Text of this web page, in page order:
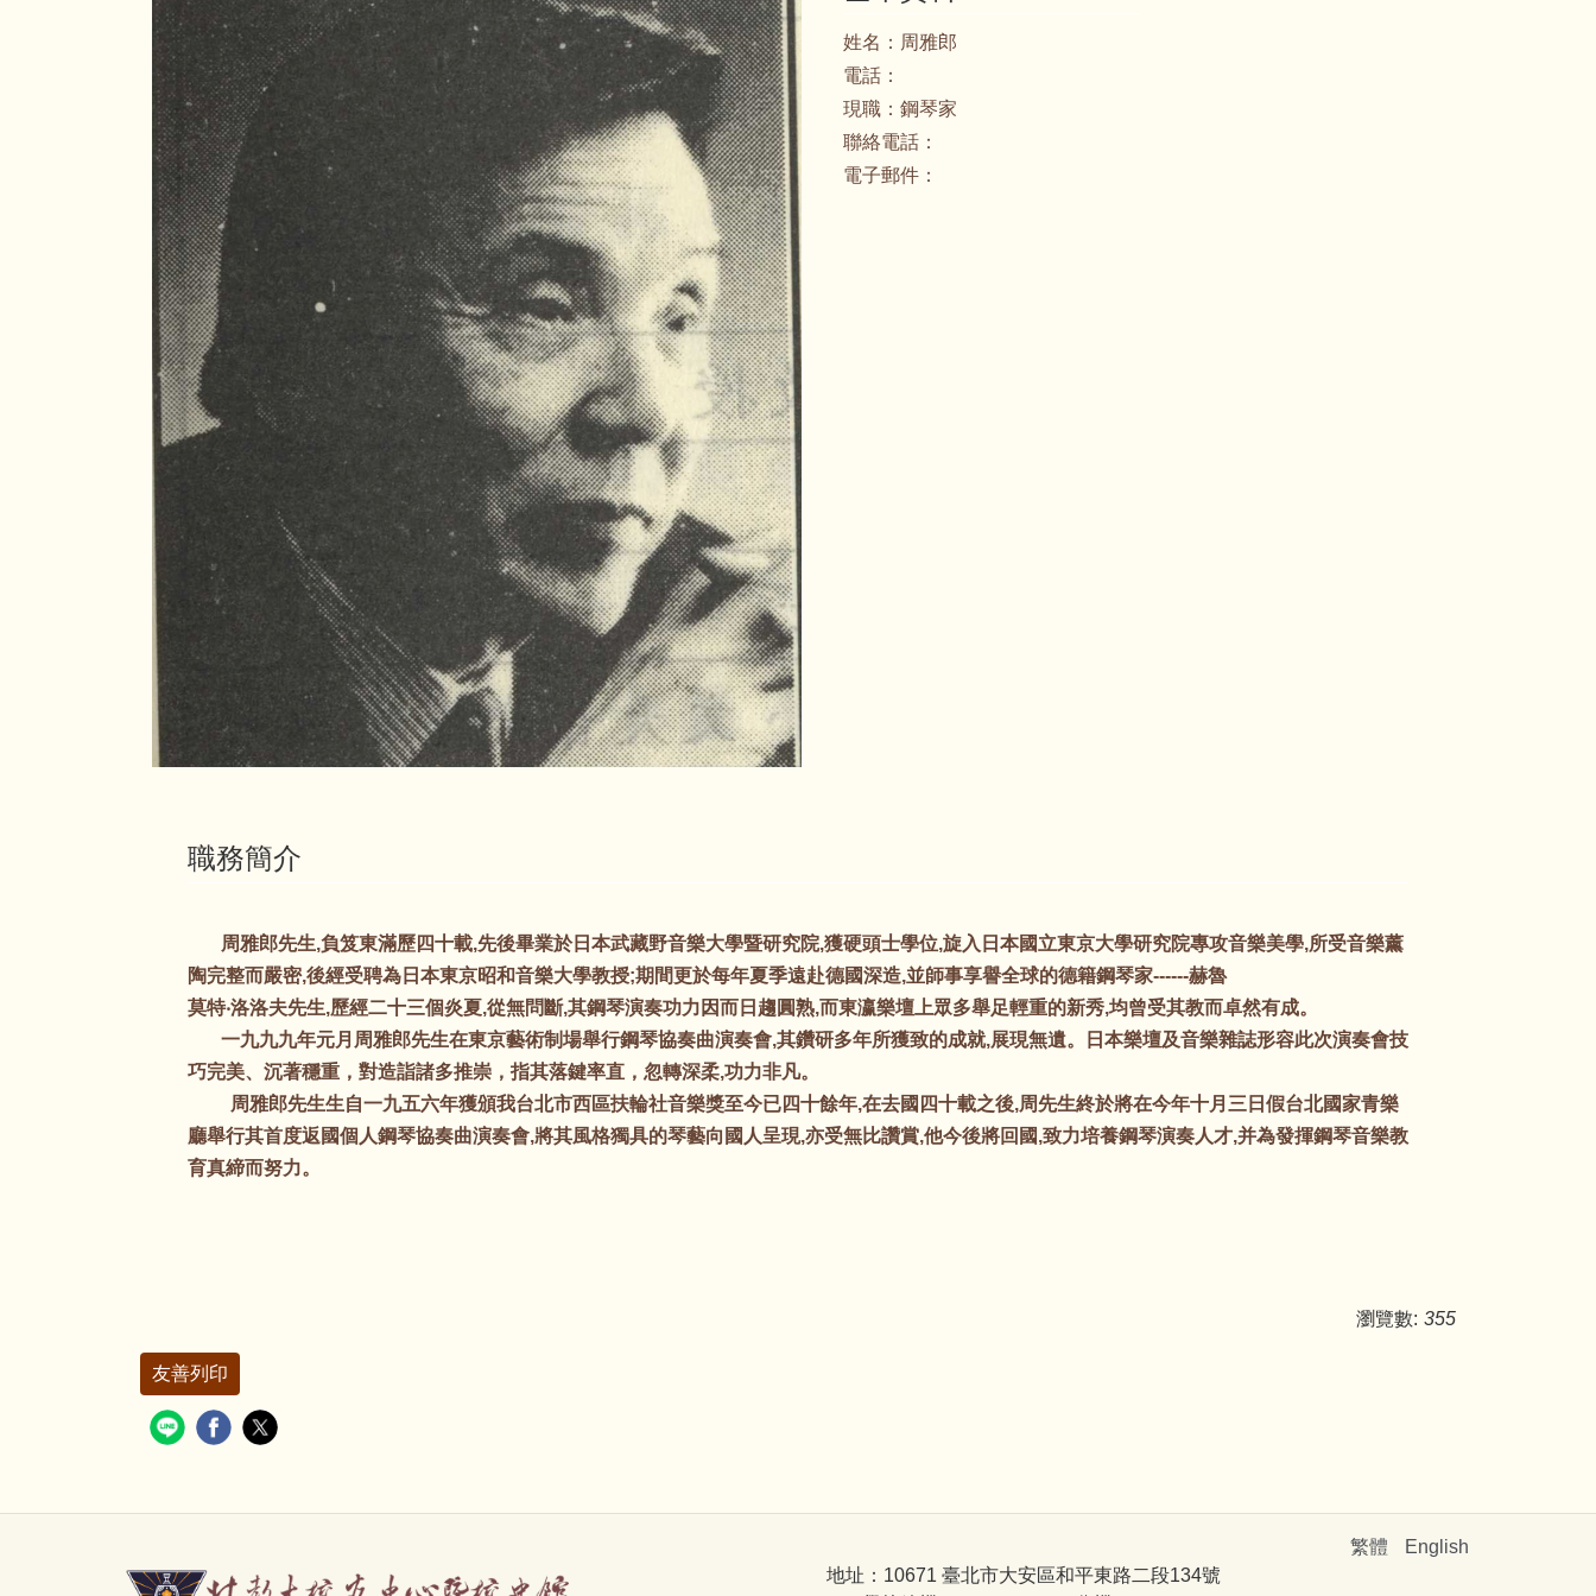
姓名： 周雅郎
電話：
現職： 鋼琴家
聯絡電話：
電子郵件：
職務簡介
周雅郎先生,負笈東滿歷四十載,先後畢業於日本武藏野音樂大學暨研究院,獲硬頭士學位,旋入日本國立東京大學研究院專攻音樂美學,所受音樂薰
陶完整而嚴密,後經受聘為日本東京昭和音樂大學教授;期間更於每年夏季遠赴德國深造,並師事享譽全球的德籍鋼琴家------赫魯
莫特‧洛洛夫先生,歷經二十三個炎夏,從無問斷,其鋼琴演奏功力因而日趨圓熟,而東瀛樂壇上眾多舉足輕重的新秀,均曾受其教而卓然有成。
一九九九年元月周雅郎先生在東京藝術制場舉行鋼琴協奏曲演奏會,其鑽研多年所獲致的成就,展現無遺。日本樂壇及音樂雜誌形容此次演奏會技
巧完美、沉著穩重，對造詣諸多推崇，指其落鍵率直，忽轉深柔,功力非凡。
周雅郎先生生自一九五六年獲頒我台北市西區扶輪社音樂獎至今已四十餘年,在去國四十載之後,周先生終於將在今年十月三日假台北國家青樂
廳舉行其首度返國個人鋼琴協奏曲演奏會,將其風格獨具的琴藝向國人呈現,亦受無比讚賞,他今後將回國,致力培養鋼琴演奏人才,并為發揮鋼琴音樂教
育真締而努力。
瀏覽數: 355
友善列印
繁體
English
地址：10671 臺北市大安區和平東路二段134號